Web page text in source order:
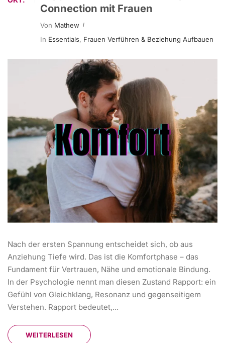
Connection mit Frauen
Von Mathew
In Essentials, Frauen Verführen & Beziehung Aufbauen
Nach der ersten Spannung entscheidet sich, ob aus
Anziehung Tiefe wird. Das ist die Komfortphase – das
Fundament für Vertrauen, Nähe und emotionale Bindung.
In der Psychologie nennt man diesen Zustand Rapport: ein
Gefühl von Gleichklang, Resonanz und gegenseitigem
Verstehen. Rapport bedeutet,...
WEITERLESEN